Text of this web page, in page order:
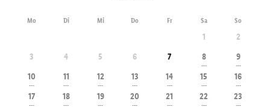
Mo Di Mi Do Fr Sa So
1
2
3
4 5 6 7 8
---
9
---
10
---
11
---
12
---
13
---
14
---
15
---
16
---
17
---
18
---
19
---
20
---
21
---
22
---
23
---